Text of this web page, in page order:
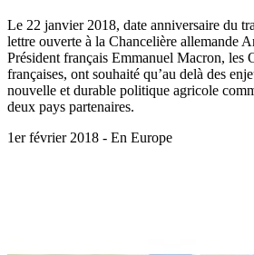
Le 22 janvier 2018, date anniversaire du
lettre ouverte à la Chancelière allemande
Président français Emmanuel Macron, les
françaises, ont souhaité qu’au delà des
nouvelle et durable politique agricole
deux pays partenaires.
1er février 2018 - En Europe